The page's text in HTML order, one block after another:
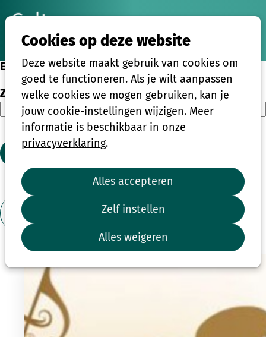
Cookies op deze website
Deze website maakt gebruik van cookies om
goed te functioneren. Als je wilt aanpassen
welke cookies we mogen gebruiken, kan je
jouw cookie-instellingen wijzigen. Meer
informatie is beschikbaar in onze
privacyverklaring.
Alles accepteren
Zelf instellen
Alles weigeren
Eenmalige activiteiten
Zoeken
Zoeken
2 3 4 ...